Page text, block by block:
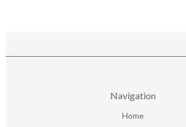
Navigation
Home